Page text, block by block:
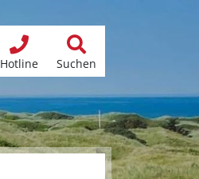
Hotline Suchen